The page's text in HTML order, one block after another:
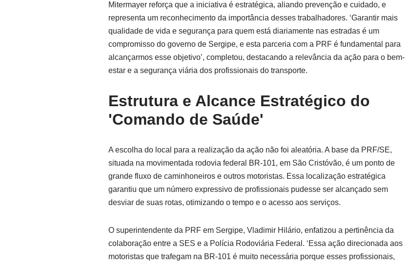
Mitermayer reforça que a iniciativa é estratégica, aliando prevenção e cuidado, e
representa um reconhecimento da importância desses trabalhadores. ‘Garantir mais
qualidade de vida e segurança para quem está diariamente nas estradas é um
compromisso do governo de Sergipe, e esta parceria com a PRF é fundamental para
alcançarmos esse objetivo’, completou, destacando a relevância da ação para o bem-
estar e a segurança viária dos profissionais do transporte.
Estrutura e Alcance Estratégico do
'Comando de Saúde'
A escolha do local para a realização da ação não foi aleatória. A base da PRF/SE,
situada na movimentada rodovia federal BR-101, em São Cristóvão, é um ponto de
grande fluxo de caminhoneiros e outros motoristas. Essa localização estratégica
garantiu que um número expressivo de profissionais pudesse ser alcançado sem
desviar de suas rotas, otimizando o tempo e o acesso aos serviços.
O superintendente da PRF em Sergipe, Vladimir Hilário, enfatizou a pertinência da
colaboração entre a SES e a Polícia Rodoviária Federal. ‘Essa ação direcionada aos
motoristas que trafegam na BR-101 é muito necessária porque esses profissionais,